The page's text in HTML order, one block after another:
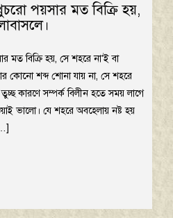
পয়সার মত বিক্রি হয়,
মত বিক্রি হয়, সে শহরে না’ই বা
কোনো শব্দ শোনা যায় না, সে শহরে
কারণে সম্পর্ক বিলীন হতে সময় লাগে
ভালো। যে শহরে অবহেলায় নষ্ট হয়